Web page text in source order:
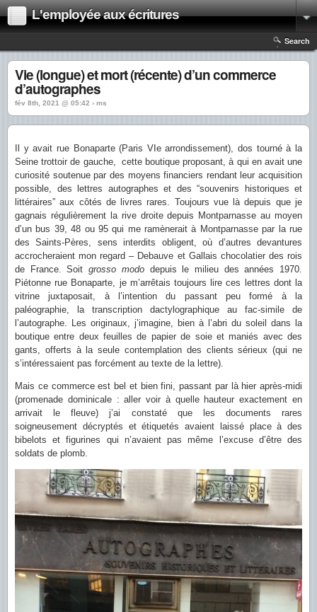
L'employée aux écritures
Search
Vie (longue) et mort (récente) d’un commerce
d’autographes
fév 8th, 2021 @ 05:42 › ms
Il y avait rue Bonaparte (Paris VIe arrondissement), dos tourné à la
Seine trottoir de gauche, cette boutique proposant, à qui en avait une
curiosité soutenue par des moyens financiers rendant leur acquisition
possible, des lettres autographes et des “souvenirs historiques et
littéraires” aux côtés de livres rares. Toujours vue là depuis que je
gagnais régulièrement la rive droite depuis Montparnasse au moyen
d’un bus 39, 48 ou 95 qui me ramènerait à Montparnasse par la rue
des Saints-Pères, sens interdits obligent, où d’autres devantures
accrocheraient mon regard – Debauve et Gallais chocolatier des rois
de France. Soitgrosso mododepuis le milieu des années 1970.
Piétonne rue Bonaparte, je m’arrêtais toujours lire ces lettres dont la
vitrine juxtaposait, à l’intention du passant peu formé à la
paléographie, la transcription dactylographique au fac-simile de
l’autographe. Les originaux, j’imagine, bien à l’abri du soleil dans la
boutique entre deux feuilles de papier de soie et maniés avec des
gants, offerts à la seule contemplation des clients sérieux (qui ne
s’intéressaient pas forcément au texte de la lettre).
Mais ce commerce est bel et bien fini, passant par là hier après-midi
(promenade dominicale : aller voir à quelle hauteur exactement en
arrivait le fleuve) j’ai constaté que les documents rares
soigneusement décryptés et étiquetés avaient laissé place à des
bibelots et figurines qui n’avaient pas même l’excuse d’être des
soldats de plomb.